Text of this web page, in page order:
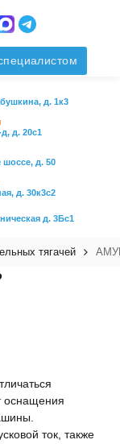
д. 1к3
д. 20с1
д. 50
д. 30к3с2
д. 3Бс1
тягачей
оснащения
ток, также